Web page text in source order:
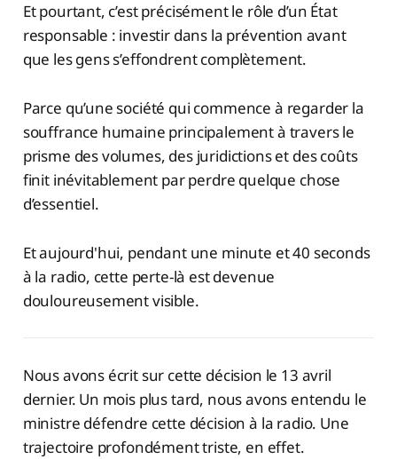
Et pourtant, c’est précisément le rôle d’un État
responsable : investir dans la prévention avant
que les gens s’effondrent complètement.
Parce qu’une société qui commence à regarder la
souffrance humaine principalement à travers le
prisme des volumes, des juridictions et des coûts
finit inévitablement par perdre quelque chose
d’essentiel.
Et aujourd'hui, pendant une minute et 40 seconds
à la radio, cette perte-là est devenue
douloureusement visible.
Nous avons écrit sur cette décision le 13 avril
dernier. Un mois plus tard, nous avons entendu le
ministre défendre cette décision à la radio. Une
trajectoire profondément triste, en effet.